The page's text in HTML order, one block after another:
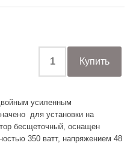
усиленным
для установки на
бесщеточный, оснащен
350 ватт, напряжением 48